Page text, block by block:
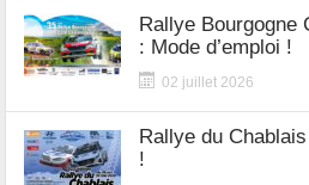
Rallye Bourgogne
: Mode d’emploi !
02 juillet 2026
Rallye du
!